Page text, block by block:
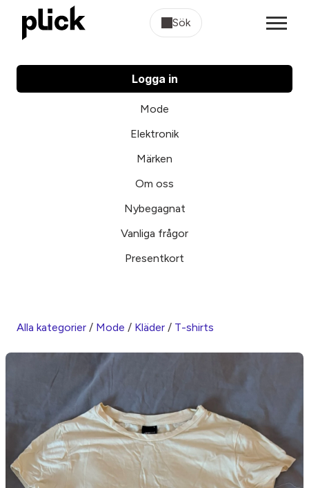
Sök
Logga in
Mode
Elektronik
Märken
Om oss
Nybegagnat
Vanliga frågor
Presentkort
Alla kategorier / Mode / Kläder / T-shirts